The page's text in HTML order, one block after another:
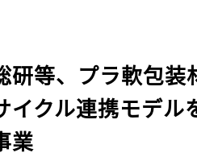
研等、プラ軟包装
イクル連携モデル
業